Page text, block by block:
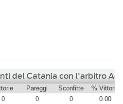
del Catania con l'arbitro
Pareggi Sconfitte % Vittorie
0 0 0
0.00